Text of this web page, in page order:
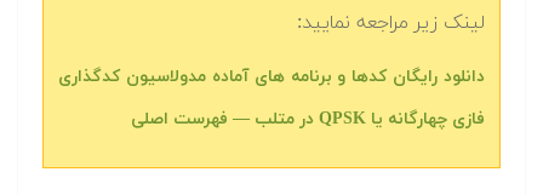
لینک زیر مراجعه نمایید:
دانلود رایگان کدها و برنامه های آماده مدولاسیون کدگذاری
فازی چهارگانه یا QPSK در متلب‬‬ — فهرست اصلی